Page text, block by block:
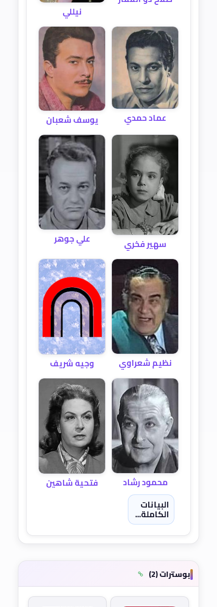
نيللي
عماد حمدي يوسف شعبان
سهير فخري علي جوهر
نظيم شعراوي وجيه شريف
محمود رشاد
فتحية شاهين
البيانات
الكاملة...
بوسترات (2)